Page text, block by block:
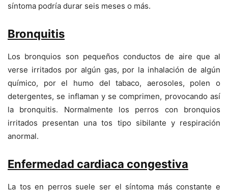
síntoma podría durar seis meses o más.
Bronquitis
Los bronquios son pequeños conductos de aire que al
verse irritados por algún gas, por la inhalación de algún
químico, por el humo del tabaco, aerosoles, polen o
detergentes, se inflaman y se comprimen, provocando así
la bronquitis. Normalmente los perros con bronquios
irritados presentan una tos tipo sibilante y respiración
anormal.
Enfermedad cardiaca congestiva
La tos en perros suele ser el síntoma más constante e